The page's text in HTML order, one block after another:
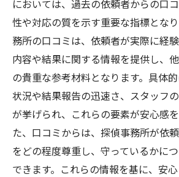
においては、過去の依頼者からの口
性や対応の質を示す重要な指標とな
務所の口コミは、依頼者が実際に経
内容や結果に関する情報を提供し、
の貴重な参考材料となります。具体
状況や結果報告の迅速さ、スタッフ
が挙げられ、これらの要素が安心感
た、口コミからは、探偵事務所が依
をどの程度尊重し、守っているかに
できます。これらの情報を基に、安